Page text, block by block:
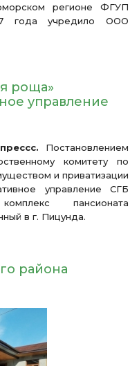
регионе ФГУП
года учредило ООО
роща»
управление
Постановлением
комитету по
и приватизации
управление СГБ
пансионата
в г. Пицунда.
района